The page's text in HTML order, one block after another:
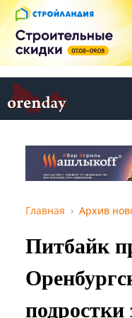
Главная Архив
Питбайк
подростки